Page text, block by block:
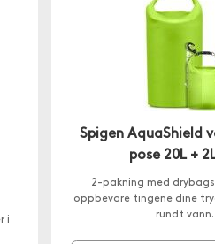
i
Spigen AquaShield
pose 20L +
2-pakning med
oppbevare tingene dine
rundt vann.